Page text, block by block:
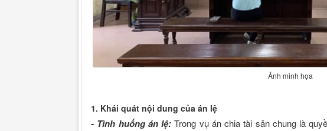
Ảnh minh họa
1. Khái quát nội dung của án lệ
- Tình huống án lệ:Trong vụ án chia tài sản chung là